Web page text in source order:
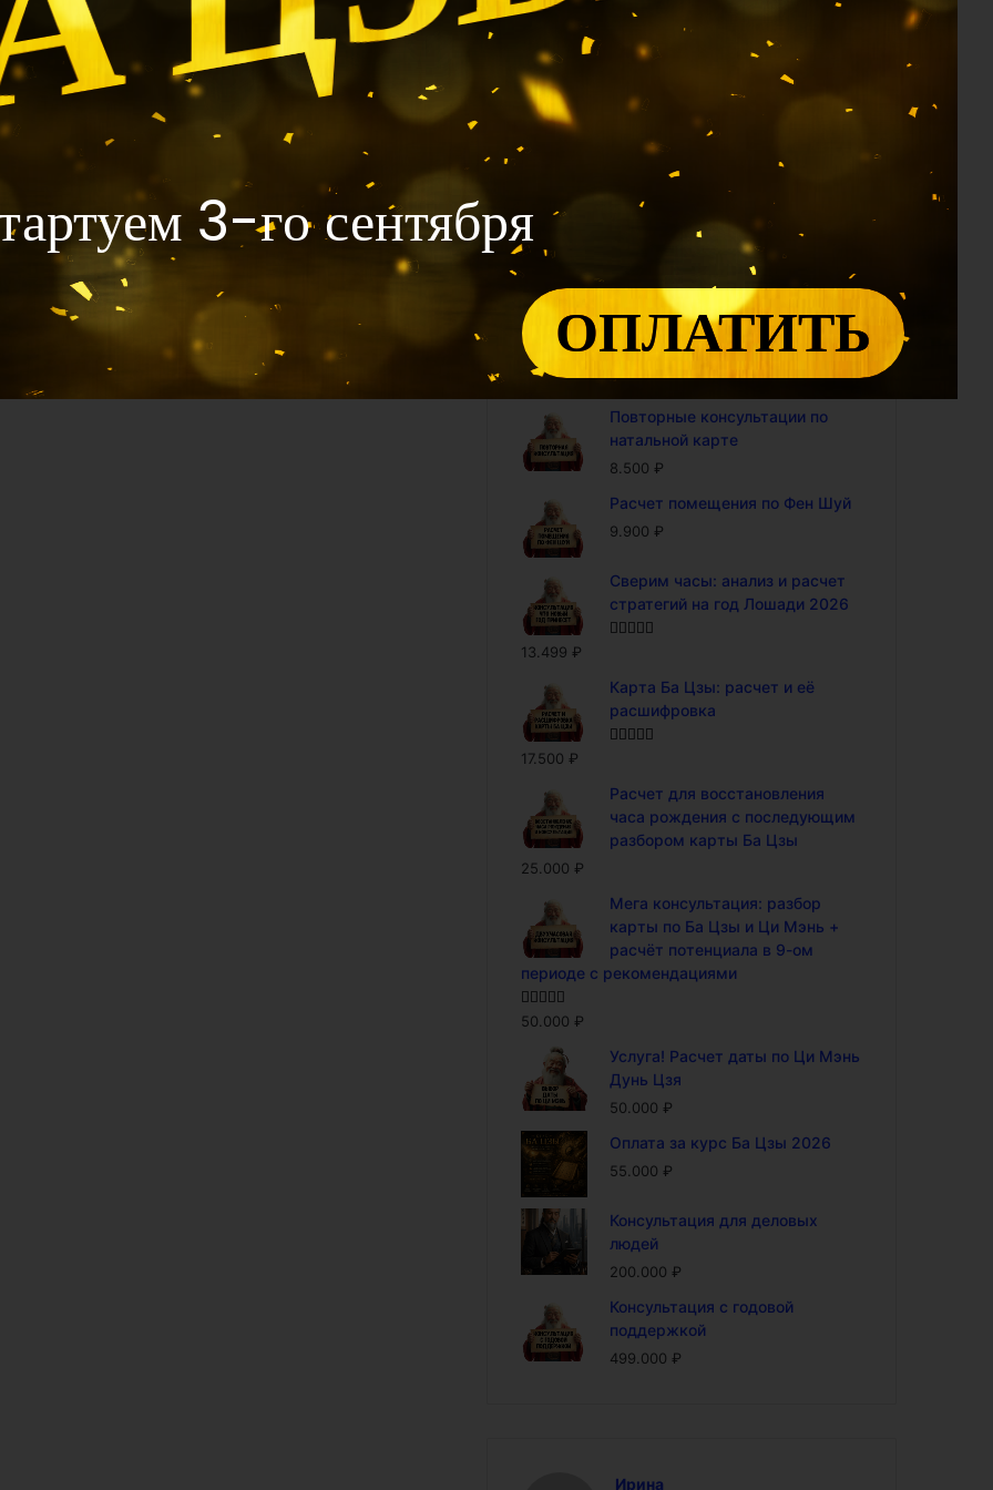
1.990
Калькулятор 12 Дворцов: проф
модуль (доступ на год)
2.400
Калькулятор Ци Мэнь: проф
модуль (доступ на год)
Калькулятор "Совместимость
по Ба Цзы" (доступ на год)
Калькулятор БаЦзы:
включенность карты в 9-ый
период (доступ на год)
5.000₽
Повторные консультации по
натальной карте
8.500 ₽
Расчет помещения по Фен Шуй
9.900 ₽
Сверим часы: анализ и расчет
стратегий на год Лошади 2026
13.499 ₽
Карта Ба Цзы: расчет и её
расшифровка
17.500 ₽
Расчет для восстановления
часа рождения с последующим
разбором карты Ба Цзы
25.000 ₽
Мега консультация: разбор
карты по Ба Цзы и Ци Мэнь +
расчёт потенциала в 9-ом
периоде с рекомендациями
Оценка 5.00
50.000 ₽
Услуга! Расчет даты по Ци Мэнь
Дунь Цзя
50.000 ₽
Оплата за курс Ба Цзы 2026
55.000 ₽
Консультация для деловых
людей
200.000 ₽
Консультация с годовой
поддержкой
499.000 ₽
Ирина
ОПЛАТИТЬ
3-го сентября